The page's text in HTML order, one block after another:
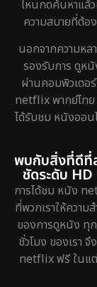
ไหนกดค้นหาแล้
ความสบายที่ต้
นอกจากความหล
รองรับการ ดูห
ผ่านคอมพิวเตอ
netflix พากย์ไทย
ได้รับชม หนังออ
พบกับสิ่งที่ดีที่
ชัดระดับ
การได้ชม หนัง
ที่พวกเราให้ความ
ของการดูหนัง ทุ
ชั่วโมง ของเรา
netflix ฟรี ในแต่